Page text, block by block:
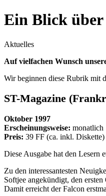
Ein Blick über
Aktuelles
Auf vielfachen Wunsch
Wir beginnen diese Rubrik mit
ST-Magazine
Oktober 1997
Erscheinungsweise: monatlich
Preis: 39 FF (ca. inkl. Diskette)
Diese Ausgabe hat den Lesern
Zu den interessantesten
Softjee angekündigt, den
Damit erreicht der Falcon